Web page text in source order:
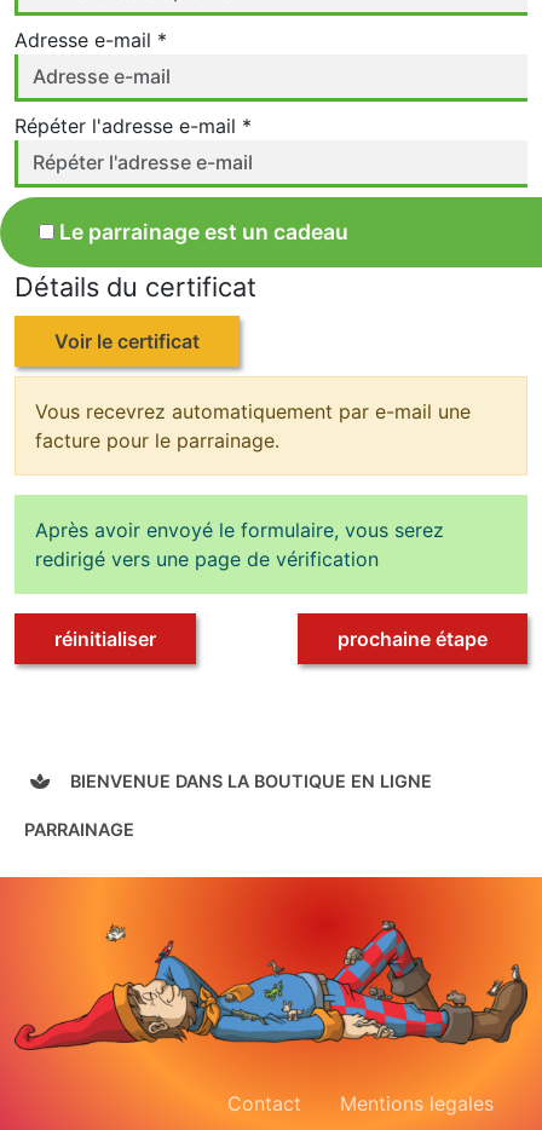
Adresse e-mail *
Répéter l'adresse e-mail *
Le parrainage est un cadeau
Détails du certificat
Voir le certificat
Vous recevrez automatiquement par e-mail une
facture pour le parrainage.
Après avoir envoyé le formulaire, vous serez
redirigé vers une page de vérification
réinitialiser prochaine étape
BIENVENUE DANS LA BOUTIQUE EN LIGNE
PARRAINAGE
Contact Mentions legales